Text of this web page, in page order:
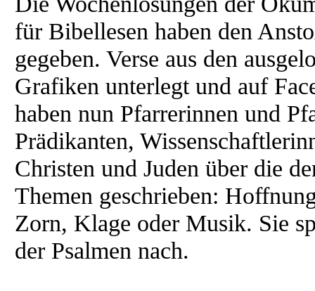
für Bibellesen haben den
gegeben. Verse aus den
Grafiken unterlegt und auf
haben nun Pfarrerinnen und
Prädikanten,
Christen und Juden über die
Themen geschrieben:
Zorn, Klage oder Musik. Sie
der Psalmen nach.